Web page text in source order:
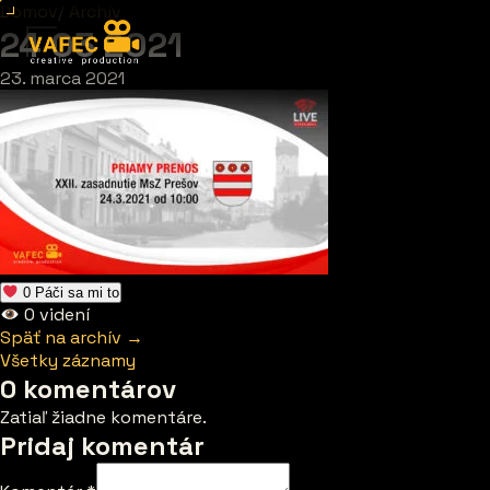
Domov Archív
24 03 2021
23. marca 2021
0 Páči sa mi to
0 videní
Späť na archív →
Všetky záznamy
0 komentárov
Zatiaľ žiadne komentáre.
Pridaj komentár